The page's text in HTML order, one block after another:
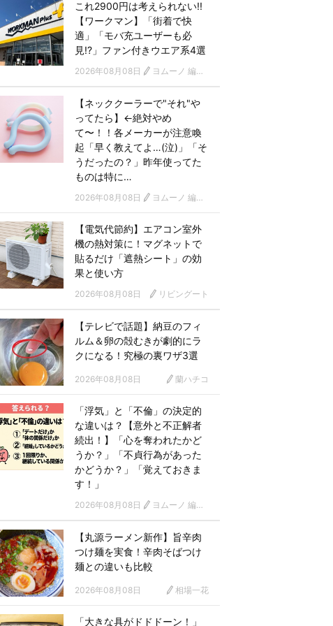
これ2900円は考えられない!!
【ワークマン】「街着で快
適」「モバ充ユーザーも必
見!?」ファン付きウエア系4選
2026年08月08日 ヨムーノ 編集部
【ネッククーラーで"それ"や
ってたら】←絶対やめ
て〜！！各メーカーが注意喚
起「早く教えてよ…(泣)」「そ
うだったの？」昨年使ってた
ものは特に…
2026年08月08日 ヨムーノ 編集部
【電気代節約】エアコン室外
機の熱対策に！マグネットで
貼るだけ「遮熱シート」の効
果と使い方
2026年08月08日 リビングート
【テレビで話題】納豆のフィ
ルム＆卵の殻むきが劇的にラ
クになる！究極の裏ワザ3選
2026年08月08日 蘭ハチコ
「浮気」と「不倫」の決定的
な違いは？【意外と不正解者
続出！】「心を奪われたかど
うか？」「不貞行為があった
かどうか？」「覚えておきま
す！」
2026年08月08日 ヨムーノ 編集部
【丸源ラーメン新作】旨辛肉
つけ麺を実食！辛肉そばつけ
麺との違いも比較
2026年08月08日 相場一花
「大きな具がドドドーン！」